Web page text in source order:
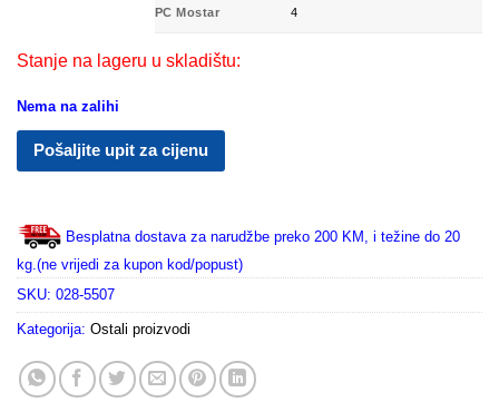
PC Mostar 4
Stanje na lageru u skladištu:
Nema na zalihi
Pošaljite upit za cijenu
Besplatna dostava za narudžbe preko 200 KM, i težine do 20
kg.(ne vrijedi za kupon kod/popust)
SKU: 028-5507
Kategorija: Ostali proizvodi